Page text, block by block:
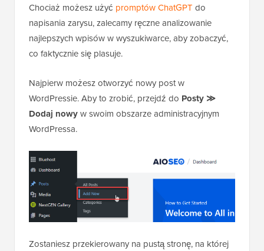
Chociaż możesz użyć promptów ChatGPT do
napisania zarysu, zalecamy ręczne analizowanie
najlepszych wpisów w wyszukiwarce, aby zobaczyć,
co faktycznie się plasuje.
Najpierw możesz otworzyć nowy post w
WordPressie. Aby to zrobić, przejdź do Posty ≫
Dodaj nowyw swoim obszarze administracyjnym
WordPressa.
Zostaniesz przekierowany na pustą stronę, na której